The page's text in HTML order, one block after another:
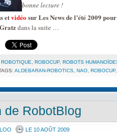
bonne lecture !
etvidéosur Les News de l’été 2009
dans la suite …
ROBOCUP, ROBOTS
ALDEBARAN-ROBOTICS NAO ROBOCUP,
de RobotBlog
LE 10 AOÛT 2009